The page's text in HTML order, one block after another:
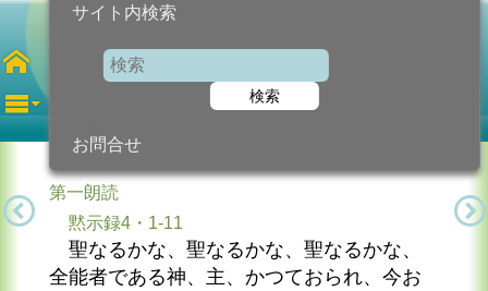
サイト内検索
検索
お問合せ
第33水曜日年間
第一朗読
黙示録4・1-11
聖なるかな、聖なるかな、聖なるかな、
全能者である神、主、かつておられ、今お